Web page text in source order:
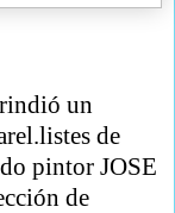
un
de
pintor JOSE
de